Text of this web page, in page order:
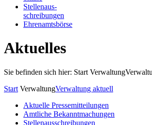
Stellenaus-
schreibungen
Ehrenamtsbörse
Aktuelles
Sie befinden sich hier: Start Verwaltung
Start VerwaltungVerwaltung aktuell
Aktuelle Pressemitteilungen
Amtliche Bekanntmachungen
Stellenausschreibungen